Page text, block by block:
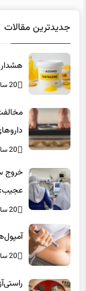
جدیدترین مقالات
20 ساعت پیش
20 ساعت پیش
عجیب: ۶۰ هزار پرستار خانه‌نشین شدند؟
20 ساعت پیش
20 ساعت پیش